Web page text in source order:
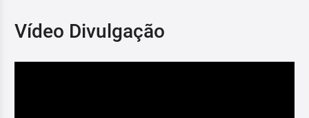
Vídeo Divulgação